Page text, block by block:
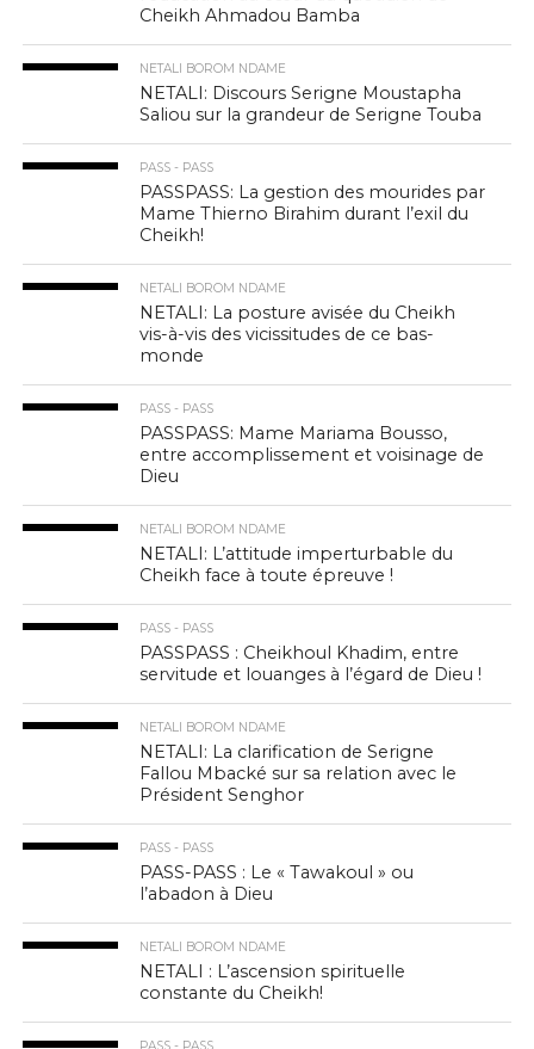
Cheikh Ahmadou Bamba
NETALI BOROM NDAME
NETALI: Discours Serigne Moustapha
Saliou sur la grandeur de Serigne Touba
PASS - PASS
PASSPASS: La gestion des mourides par
Mame Thierno Birahim durant l’exil du
Cheikh!
NETALI BOROM NDAME
NETALI: La posture avisée du Cheikh
vis-à-vis des vicissitudes de ce bas-
monde
PASS - PASS
PASSPASS: Mame Mariama Bousso,
entre accomplissement et voisinage de
Dieu
NETALI BOROM NDAME
NETALI: L’attitude imperturbable du
Cheikh face à toute épreuve !
PASS - PASS
PASSPASS : Cheikhoul Khadim, entre
servitude et louanges à l’égard de Dieu !
NETALI BOROM NDAME
NETALI: La clarification de Serigne
Fallou Mbacké sur sa relation avec le
Président Senghor
PASS - PASS
PASS-PASS : Le « Tawakoul » ou
l’abadon à Dieu
NETALI BOROM NDAME
NETALI : L’ascension spirituelle
constante du Cheikh!